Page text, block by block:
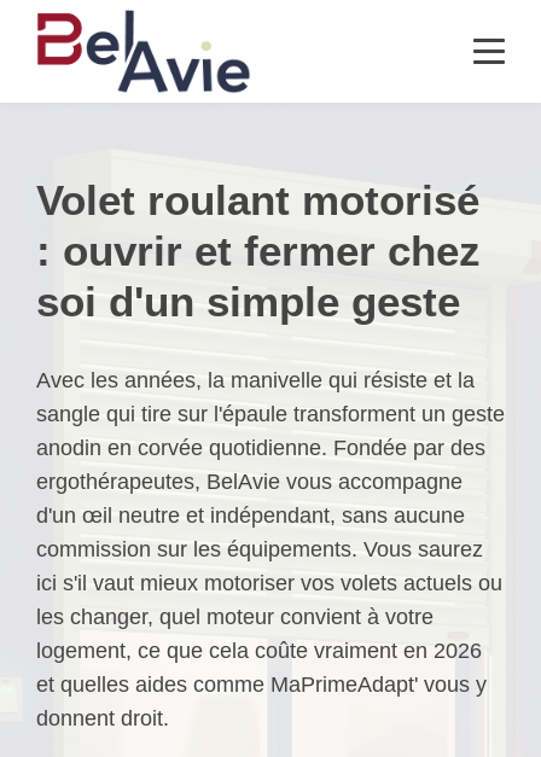
Volet roulant motorisé
: ouvrir et fermer chez
soi d'un simple geste
Avec les années, la manivelle qui résiste et la
sangle qui tire sur l'épaule transforment un geste
anodin en corvée quotidienne. Fondée par des
ergothérapeutes, BelAvie vous accompagne
d'un œil neutre et indépendant, sans aucune
commission sur les équipements. Vous saurez
ici s'il vaut mieux motoriser vos volets actuels ou
les changer, quel moteur convient à votre
logement, ce que cela coûte vraiment en 2026
et quelles aides comme MaPrimeAdapt' vous y
donnent droit.